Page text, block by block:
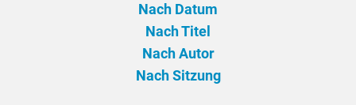
Nach Datum
Nach Titel
Nach Autor
Nach Sitzung